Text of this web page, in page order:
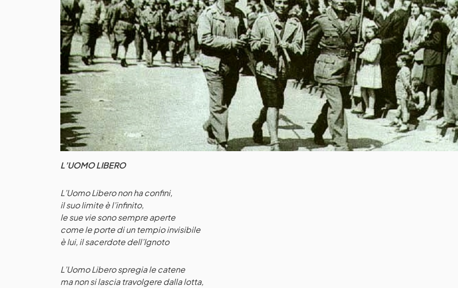
L’UOMO LIBERO
L’Uomo Libero non ha confini,
il suo limite è l’infinito,
le sue vie sono sempre aperte
come le porte di un tempio invisibile
è lui, il sacerdote dell’Ignoto
L’Uomo Libero spregia le catene
ma non si lascia travolgere dalla lotta,